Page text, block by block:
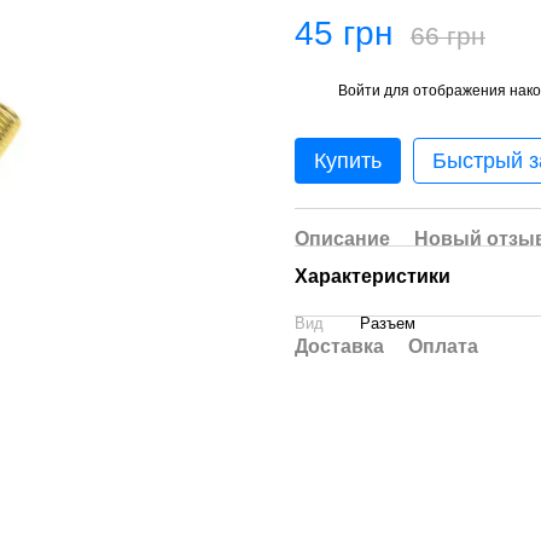
45 грн 66 грн
Войти для отображения
Купить Быстрый
Описание
Новый
Характеристики
Вид Разъем
Доставка Оплата